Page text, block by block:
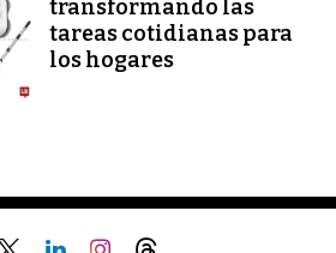
transformando las
tareas cotidianas para
los hogares